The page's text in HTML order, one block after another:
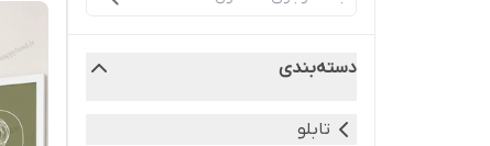
دسته‌بندی
تابلو